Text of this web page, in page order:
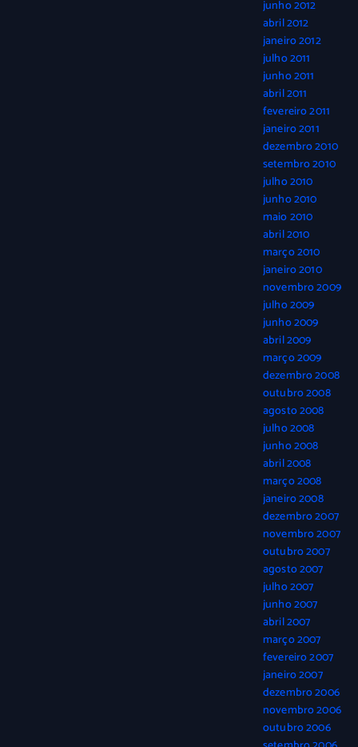
junho 2012
abril 2012
janeiro 2012
julho 2011
junho 2011
abril 2011
fevereiro 2011
janeiro 2011
dezembro 2010
setembro 2010
julho 2010
junho 2010
maio 2010
abril 2010
março 2010
janeiro 2010
novembro 2009
julho 2009
junho 2009
abril 2009
março 2009
dezembro 2008
outubro 2008
agosto 2008
julho 2008
junho 2008
abril 2008
março 2008
janeiro 2008
dezembro 2007
novembro 2007
outubro 2007
agosto 2007
julho 2007
junho 2007
abril 2007
março 2007
fevereiro 2007
janeiro 2007
dezembro 2006
novembro 2006
outubro 2006